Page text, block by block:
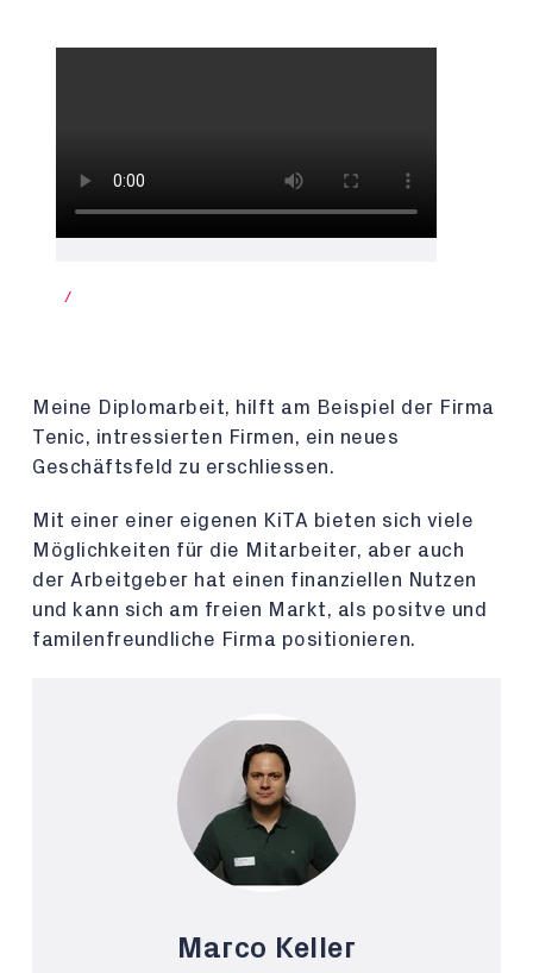
/
Meine Diplomarbeit, hilft am Beispiel der Firma
Tenic, intressierten Firmen, ein neues
Geschäftsfeld zu erschliessen.
Mit einer einer eigenen KiTA bieten sich viele
Möglichkeiten für die Mitarbeiter, aber auch
der Arbeitgeber hat einen finanziellen Nutzen
und kann sich am freien Markt, als positve und
familenfreundliche Firma positionieren.
Marco Keller